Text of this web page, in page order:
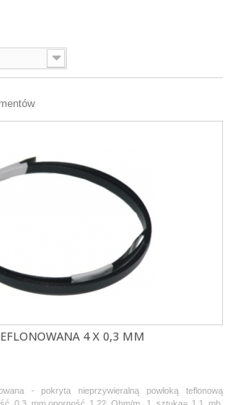
4 X 0,3 MM
- pokryta nieprzywieralną powłoką teflonową